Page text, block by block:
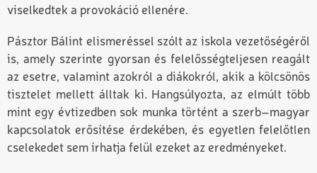
viselkedtek a provokáció ellenére.
Pásztor Bálint elismeréssel szólt az iskola vezetőségéről
is, amely szerinte gyorsan és felelősségteljesen reagált
az esetre, valamint azokról a diákokról, akik a kölcsönös
tisztelet mellett álltak ki. Hangsúlyozta, az elmúlt több
mint egy évtizedben sok munka történt a szerb–magyar
kapcsolatok erősítése érdekében, és egyetlen felelőtlen
cselekedet sem írhatja felül ezeket az eredményeket.